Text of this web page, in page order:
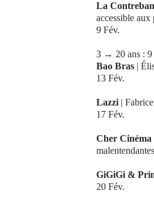
La
accessible aux
9 Fév.
3 → 20 ans : 9
Bao Bras |
13 Fév.
Lazzi |
17 Fév.
Cher Cinéma
GiGiGi &
20 Fév.